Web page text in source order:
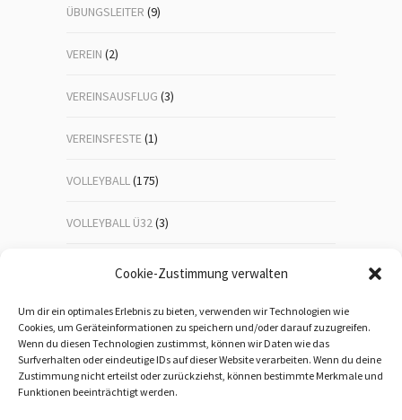
Cookie-Zustimmung verwalten
Um dir ein optimales Erlebnis zu bieten, verwenden wir Technologien wie
Cookies, um Geräteinformationen zu speichern und/oder darauf zuzugreifen.
Wenn du diesen Technologien zustimmst, können wir Daten wie das
Surfverhalten oder eindeutige IDs auf dieser Website verarbeiten. Wenn du deine
Zustimmung nicht erteilst oder zurückziehst, können bestimmte Merkmale und
Funktionen beeinträchtigt werden.
ÜBUNGSLEITER (9)
VEREIN (2)
VEREINSAUSFLUG (3)
VEREINSFESTE (1)
VOLLEYBALL (175)
VOLLEYBALL Ü32 (3)
WANDERN(192)
WEIHNACHTSFEIER(1)
WEITERBILDUNG(5)